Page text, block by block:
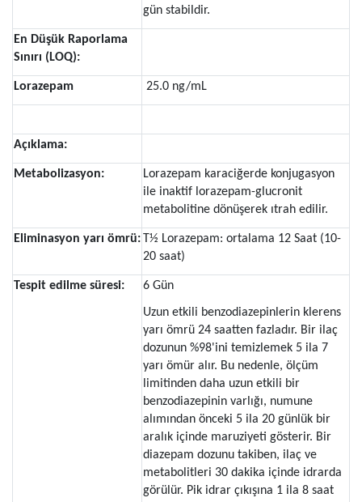
gün stabildir.
En Düşük Raporlama
Sınırı (LOQ):
Lorazepam 25.0 ng/mL
Açıklama:
Metabolizasyon:
Lorazepam karaciğerde konjugasyon
ile inaktif lorazepam-glucronit
metabolitine dönüşerek ıtrah edilir.
Eliminasyon yarı ömrü: T½ Lorazepam: ortalama 12 Saat (10-
20 saat)
Tespit edilme süresi: 6 Gün
Uzun etkili benzodiazepinlerin klerens
yarı ömrü 24 saatten fazladır. Bir ilaç
dozunun %98'ini temizlemek 5 ila 7
yarı ömür alır. Bu nedenle, ölçüm
limitinden daha uzun etkili bir
benzodiazepinin varlığı, numune
alımından önceki 5 ila 20 günlük bir
aralık içinde maruziyeti gösterir. Bir
diazepam dozunu takiben, ilaç ve
metabolitleri 30 dakika içinde idrarda
görülür. Pik idrar çıkışına 1 ila 8 saat